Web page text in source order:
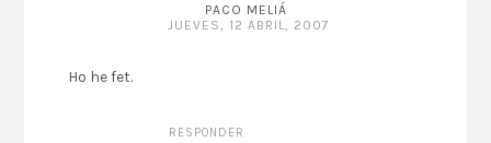
PACO MELIÁ
JUEVES, 12 ABRIL, 2007
Ho he fet.
RESPONDER